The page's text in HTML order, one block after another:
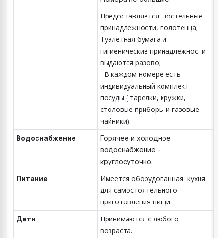
Предоставляется: постельные
принадлежности, полотенца;
Туалетная бумага и
гигиенические принадлежности
выдаются разово;
В каждом номере есть
индивидуальный комплект
посуды ( тарелки, кружки,
столовые приборы и газовые
чайники).
Водоснабжение
Горячее и холодное
водоснабжение -
круглосуточно.
Питание
Имеется оборудованная кухня
для самостоятельного
приготовления пищи.
Дети
Принимаются с любого
возраста.